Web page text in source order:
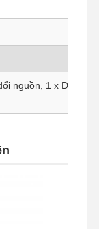
nguồn, 1 x Dây